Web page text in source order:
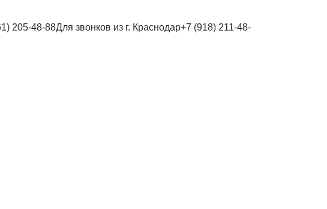
205-48-88Для звонков из г. Краснодар+7 (918) 211-48-